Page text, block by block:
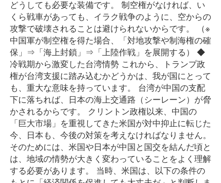
どうしても必要な装備です。 制空権がなければ、い
くら戦車があっても、イラク戦争のように、空からの
攻撃で破壊されることは避けられないからです。 （※
中国軍が制空権を得た場合、「対地攻撃や制海権の確
保」⇒「海上封鎖」⇒「上陸作戦」を展開する） ◆
冷戦期から激変した台湾情勢 これから、トランプ政
権が台湾支援に踏み込むかどうかは、我が国にとって
も、重大な意味を持っています。 台湾が中国の支配
下に落ちれば、日本の海上交通路（シーレーン）が脅
かされるからです。 クリントン政権以来、中国の
「巨大市場」を重視してきた米国が対中抑止に転じた
今、日本も、今後の対策を考えなければなりません。
そのためには、米国や日本が中国と国交を結んだ頃と
は、地域の情勢が大きく変わっていることをよく理解
する必要があります。 当時、米国は、以下の条件の